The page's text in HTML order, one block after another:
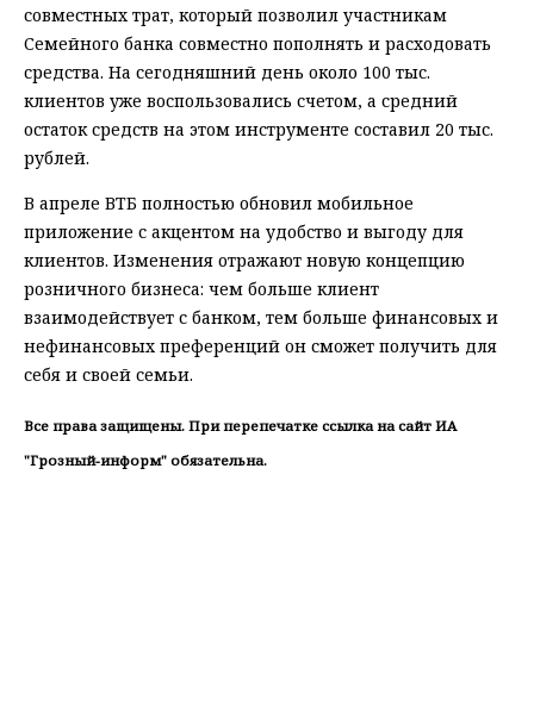
совместных трат, который позволил участникам
Семейного банка совместно пополнять и расходовать
средства. На сегодняшний день около 100 тыс.
клиентов уже воспользовались счетом, а средний
остаток средств на этом инструменте составил 20 тыс.
рублей.
В апреле ВТБ полностью обновил мобильное
приложение с акцентом на удобство и выгоду для
клиентов. Изменения отражают новую концепцию
розничного бизнеса: чем больше клиент
взаимодействует с банком, тем больше финансовых и
нефинансовых преференций он сможет получить для
себя и своей семьи.
Все права защищены. При перепечатке ссылка на сайт ИА
"Грозный-информ" обязательна.